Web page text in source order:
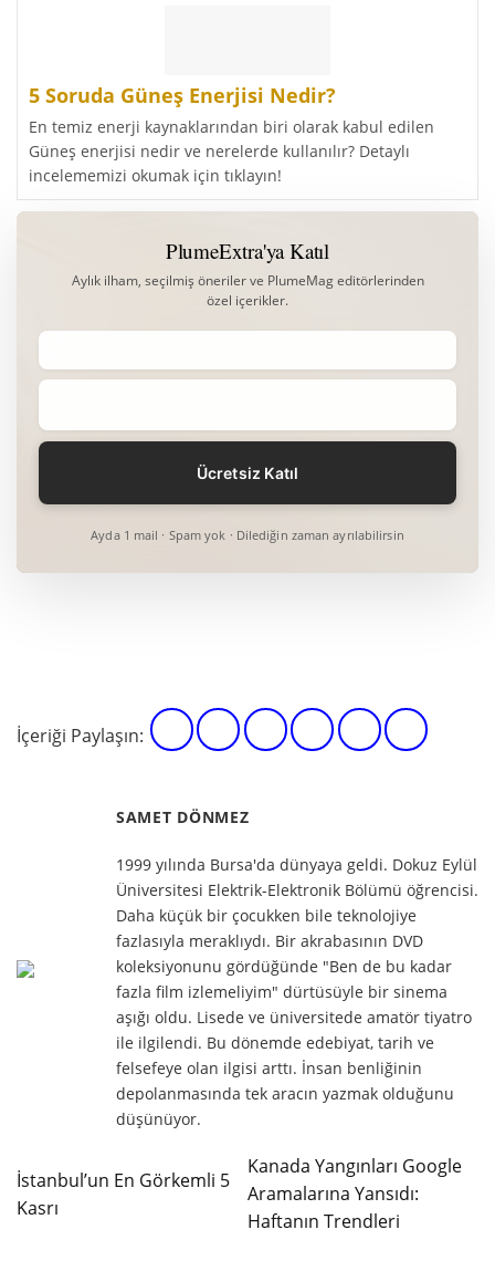
5 Soruda Güneş Enerjisi Nedir?
En temiz enerji kaynaklarından biri olarak kabul edilen
Güneş enerjisi nedir ve nerelerde kullanılır? Detaylı
incelememizi okumak için tıklayın!
PlumeExtra'ya Katıl
Aylık ilham, seçilmiş öneriler ve PlumeMag editörlerinden
özel içerikler.
Ayda 1 mail · Spam yok · Dilediğin zaman ayrılabilirsin
İçeriği Paylaşın:
SAMET DÖNMEZ
1999 yılında Bursa'da dünyaya geldi. Dokuz Eylül
Üniversitesi Elektrik-Elektronik Bölümü öğrencisi.
Daha küçük bir çocukken bile teknolojiye
fazlasıyla meraklıydı. Bir akrabasının DVD
koleksiyonunu gördüğünde "Ben de bu kadar
fazla film izlemeliyim" dürtüsüyle bir sinema
aşığı oldu. Lisede ve üniversitede amatör tiyatro
ile ilgilendi. Bu dönemde edebiyat, tarih ve
felsefeye olan ilgisi arttı. İnsan benliğinin
depolanmasında tek aracın yazmak olduğunu
düşünüyor.
İstanbul’un En Görkemli 5
Kasrı
Kanada Yangınları Google
Aramalarına Yansıdı:
Haftanın Trendleri